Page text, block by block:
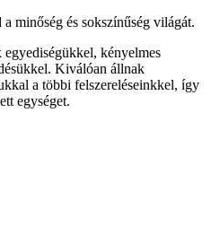
minőség és sokszínűség világát.
kényelmes
Kiválóan állnak
a többi felszereléseinkkel, így
egységet.